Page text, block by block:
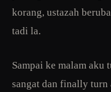
korang, ustazah
tadi la.
Sampai ke malam aku
sangat dan finally turn